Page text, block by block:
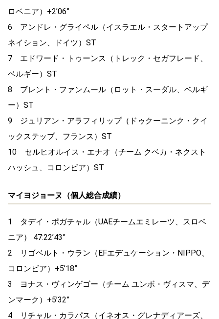
ロベニア）+2’06”
6 アンドレ・グライペル（イスラエル・スタートアップ
ネイション、ドイツ）ST
7 エドワード・トゥーンス（トレック・セガフレード、
ベルギー）ST
8 ブレント・ファンムール（ロット・スーダル、ベルギ
ー）ST
9 ジュリアン・アラフィリップ（ドゥクーニンク・クイ
ックステップ、フランス）ST
10 セルヒオルイス・エナオ（チーム クベカ・ネクスト
ハッシュ、コロンビア）ST
マイヨジョーヌ（個人総合成績）
1 タデイ・ポガチャル（UAEチームエミレーツ、スロベ
ニア） 47:22’43”
2 リゴベルト・ウラン（EFエデュケーション・NIPPO、
コロンビア）+5’18”
3 ヨナス・ヴィンゲゴー（チーム ユンボ・ヴィスマ、デ
ンマーク）+5’32”
4 リチャル・カラパス（イネオス・グレナディアーズ、